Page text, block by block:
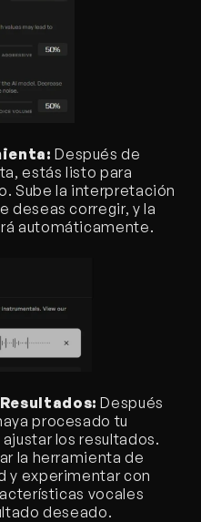
Después de
estás listo para
Sube la interpretación
deseas corregir, y la
automáticamente.
Después
procesado tu
los resultados.
la herramienta de
y experimentar con
vocales
deseado.